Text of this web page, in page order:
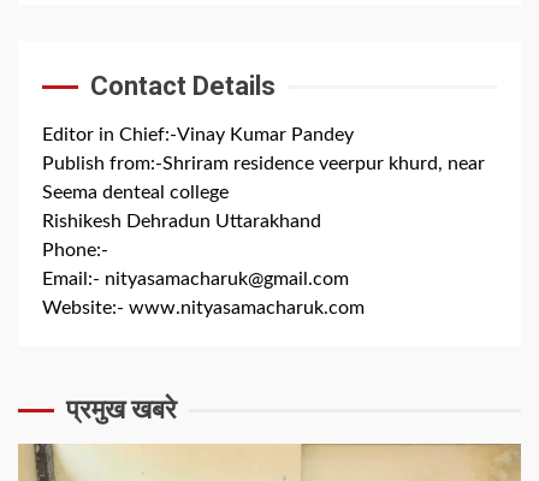
Contact Details
Editor in Chief:-Vinay Kumar Pandey
Publish from:-Shriram residence veerpur khurd, near
Seema denteal college
Rishikesh Dehradun Uttarakhand
Phone:-
Email:- nityasamacharuk@gmail.com
Website:- www.nityasamacharuk.com
प्रमुख खबरे